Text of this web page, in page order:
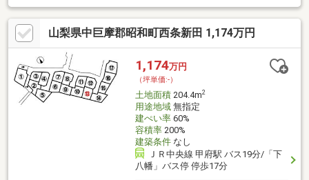
しない】このテーマを第1に誠実かつ真摯に向き合い当店舗に関わ
る全てのお客様が幸せにお取引出来るようお約束致します。お家
のご購入は物件探しだけでなく、住宅ローン、リフォーム、火災
保険、お引越し等多々に渡るお手続きが必要です。全てのお手続
きを一貫し完結できるよう当店舗はワンストップサービスという
独自のサービスをご提供しております。豊富な経験、専門知識を
元に最適な物件・資金提案を致します。是非お気軽にご相談下さ
い！
山梨県中巨摩郡昭和町西条新田 1,174万円
1,174万円
（坪単価:-）
土地面積204.4m2
用途地域無指定
建ぺい率60%
容積率200%
建築条件なし
ＪＲ中央線 甲府駅 バス19分/「下
八幡」バス停 停歩17分